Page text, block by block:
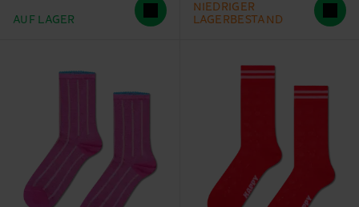
AUF LAGER
NIEDRIGER
LAGERBESTAND